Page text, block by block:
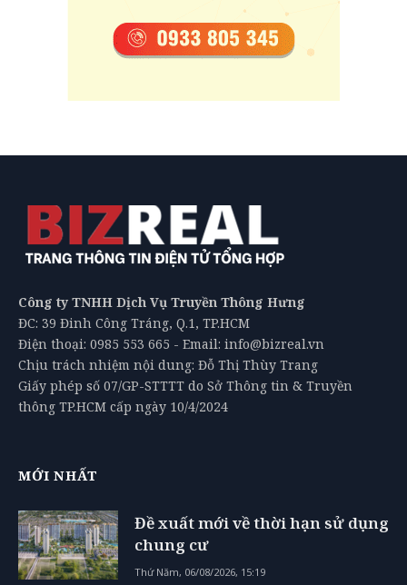
Công ty TNHH Dịch Vụ Truyền Thông Hưng
ĐC: 39 Đinh Công Tráng, Q.1, TP.HCM
Điện thoại: 0985 553 665 - Email: info@bizreal.vn
Chịu trách nhiệm nội dung: Đỗ Thị Thùy Trang
Giấy phép số 07/GP-STTTT do Sở Thông tin & Truyền
thông TP.HCM cấp ngày 10/4/2024
MỚI NHẤT
Đề xuất mới về thời hạn sử dụng
chung cư
Thứ Năm, 06/08/2026, 15:19